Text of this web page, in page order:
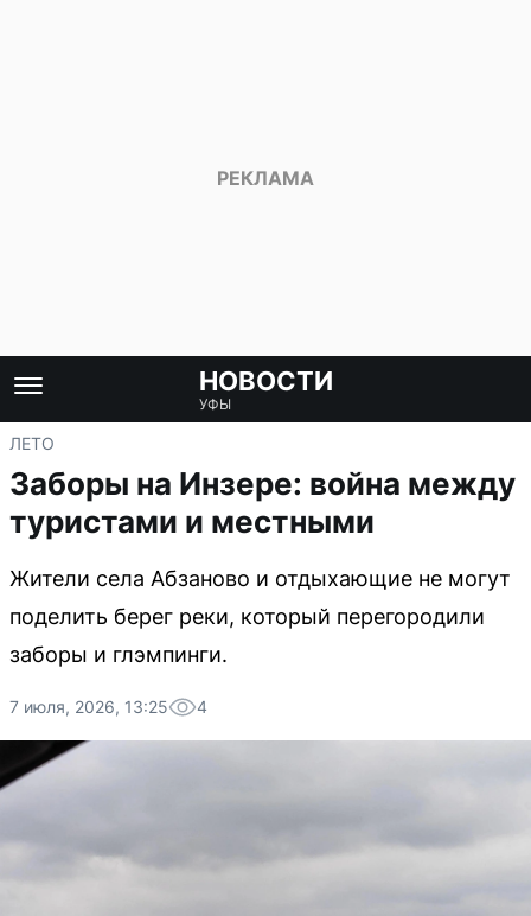
НОВОСТИ
УФЫ
ЛЕТО
Заборы на Инзере: война между
туристами и местными
Жители села Абзаново и отдыхающие не могут
поделить берег реки, который перегородили
заборы и глэмпинги.
7 июля, 2026, 13:25 4